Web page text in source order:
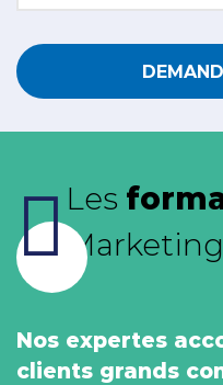
Les
Marketing
Nos expertes
clients grands